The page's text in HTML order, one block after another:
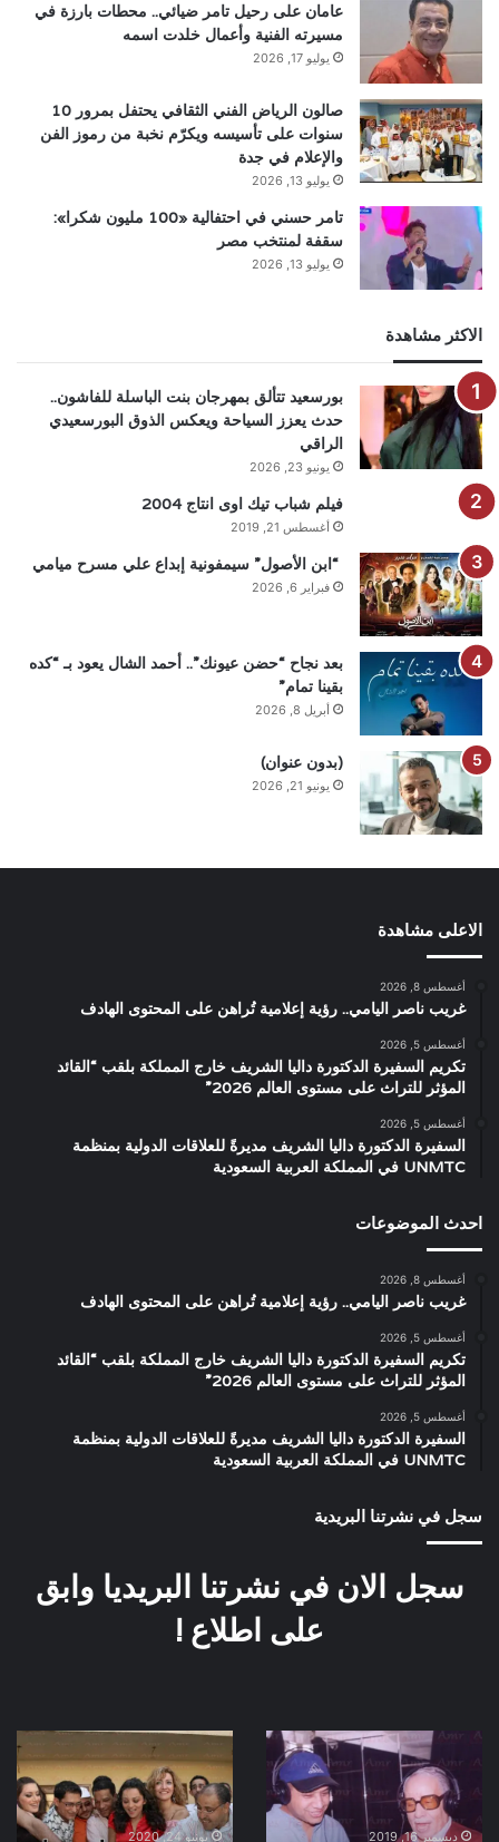
عامان على رحيل تامر ضيائي.. محطات بارزة في
مسيرته الفنية وأعمال خلدت اسمه
يوليو 17, 2026
صالون الرياض الفني الثقافي يحتفل بمرور 10
سنوات على تأسيسه ويكرّم نخبة من رموز الفن
والإعلام في جدة
يوليو 13, 2026
تامر حسني في احتفالية «100 مليون شكرا»:
سقفة لمنتخب مصر
يوليو 13, 2026
الاكثر مشاهدة
بورسعيد تتألق بمهرجان بنت الباسلة للفاشون..
حدث يعزز السياحة ويعكس الذوق البورسعيدي
الراقي
يونيو 23, 2026
فيلم شباب تيك اوى انتاج 2004
أغسطس 21, 2019
“ابن الأصول” سيمفونية إبداع علي مسرح ميامي
فبراير 6, 2026
بعد نجاح “حضن عيونك”.. أحمد الشال يعود بـ “كده
بقينا تمام”
أبريل 8, 2026
(بدون عنوان)
يونيو 21, 2026
الاعلى مشاهدة
أغسطس 8, 2026
غريب ناصر اليامي.. رؤية إعلامية تُراهن على المحتوى الهادف
أغسطس 5, 2026
تكريم السفيرة الدكتورة داليا الشريف خارج المملكة بلقب “القائد
المؤثر للتراث على مستوى العالم 2026”
أغسطس 5, 2026
السفيرة الدكتورة داليا الشريف مديرةً للعلاقات الدولية بمنظمة
UNMTC في المملكة العربية السعودية
احدث الموضوعات
أغسطس 8, 2026
غريب ناصر اليامي.. رؤية إعلامية تُراهن على المحتوى الهادف
أغسطس 5, 2026
تكريم السفيرة الدكتورة داليا الشريف خارج المملكة بلقب “القائد
المؤثر للتراث على مستوى العالم 2026”
أغسطس 5, 2026
السفيرة الدكتورة داليا الشريف مديرةً للعلاقات الدولية بمنظمة
UNMTC في المملكة العربية السعودية
سجل في نشرتنا البريدية
سجل الان في نشرتنا البريديا وابق
على اطلاع !
صورة
عصام
كاريكا
وفوادديسمبر 16, 2019
كواليس
اول
يوم
تصوير
فيلميونيو 24, 2020